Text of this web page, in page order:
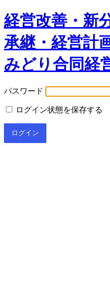
経営改善・新
承継・経営計
みどり合同経
パスワード
ログイン状態を保存する